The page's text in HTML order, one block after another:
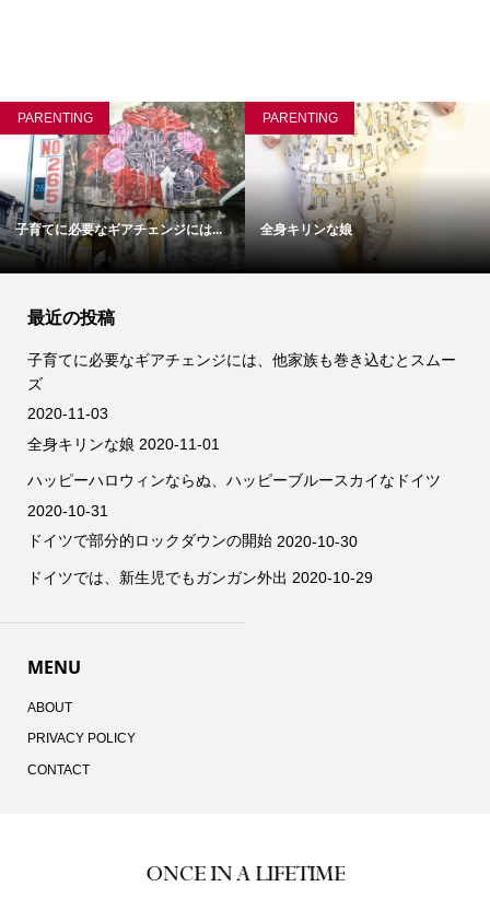
PARENTING
子育てに必要なギアチェンジには...
PARENTING
全身キリンな娘
最近の投稿
子育てに必要なギアチェンジには、他家族も巻き込むとスムー
ズ
2020-11-03
全身キリンな娘 2020-11-01
ハッピーハロウィンならぬ、ハッピーブルースカイなドイツ
2020-10-31
ドイツで部分的ロックダウンの開始 2020-10-30
ドイツでは、新生児でもガンガン外出 2020-10-29
MENU
ABOUT
PRIVACY POLICY
CONTACT